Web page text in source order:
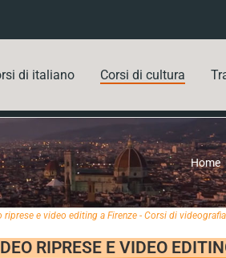
di italiano Corsi di cultura
Home
riprese e video editing a Firenze - Corsi di
RIPRESE E VIDEO